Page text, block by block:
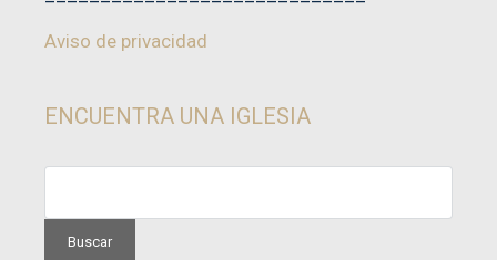
Aviso de privacidad
ENCUENTRA UNA IGLESIA